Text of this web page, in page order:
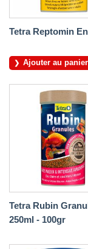
Tetra Reptomin
Ajouter au panier
Tetra Rubin
250ml - 100gr